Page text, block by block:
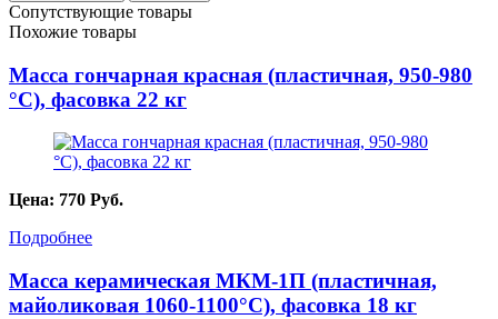
Сопутствующие товары
Похожие товары
Масса гончарная красная (пластичная, 950-980
°С), фасовка 22 кг
Цена: 770 Руб.
Подробнее
Масса керамическая МКМ-1П (пластичная,
майоликовая 1060-1100°С), фасовка 18 кг